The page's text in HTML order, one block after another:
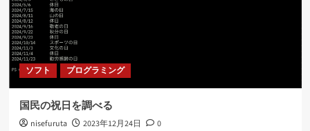
ソフト プログラミング
国民の祝日を調べる
nisefuruta 2023年12月24日 0